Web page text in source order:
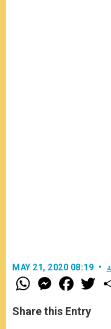
MAY 21, 2020 08:19
W
h
t
s
M
e
s
e
F
a
e
b
w
Share this Entry